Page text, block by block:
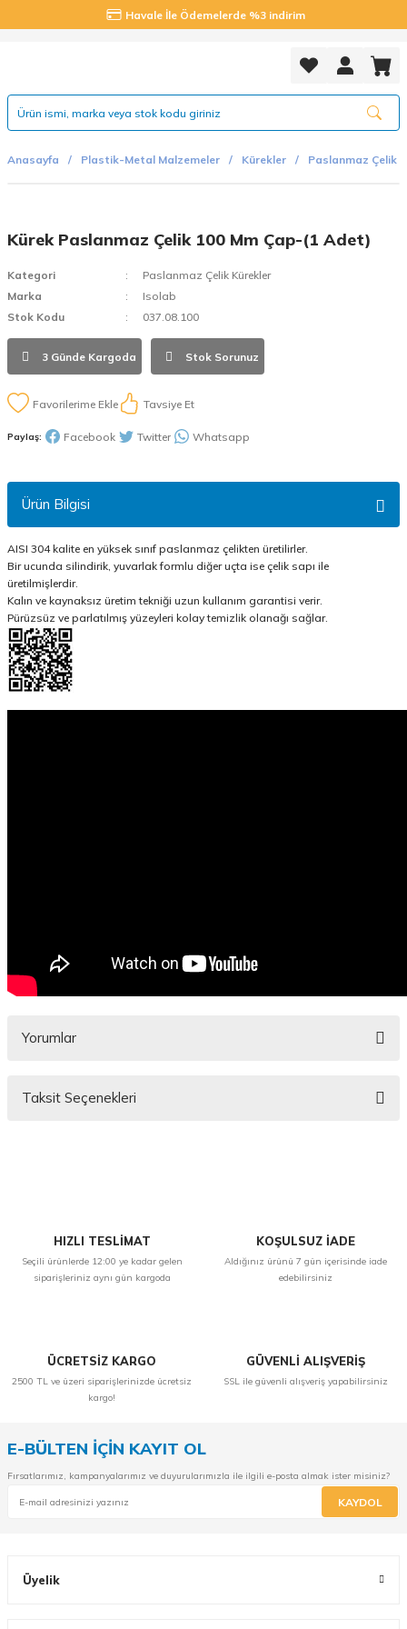
Havale İle Ödemelerde %3 indirim
Anasayfa Plastik-Metal Malzemeler Kürekler Paslanmaz Çelik
Kürek Paslanmaz Çelik 100 Mm Çap-(1 Adet)
Kategori
Paslanmaz Çelik Kürekler
Marka
Isolab
Stok Kodu
037.08.100
3 Günde Kargoda Stok Sorunuz
Tavsiye Et
Paylaş: Facebook Twitter Whatsapp
Ürün Bilgisi
AISI 304 kalite en yüksek sınıf paslanmaz çelikten üretilirler.
Bir ucunda silindirik, yuvarlak formlu diğer uçta ise çelik sapı ile
üretilmişlerdir.
Kalın ve kaynaksız üretim tekniği uzun kullanım garantisi verir.
Pürüzsüz ve parlatılmış yüzeyleri kolay temizlik olanağı sağlar.
Yorumlar
Taksit Seçenekleri
HIZLI TESLİMAT
Seçili ürünlerde 12:00 ye kadar gelen
siparişleriniz aynı gün kargoda
KOŞULSUZ İADE
Aldığınız ürünü 7 gün içerisinde iade
edebilirsiniz
ÜCRETSİZ KARGO
2500 TL ve üzeri siparişlerinizde ücretsiz
kargo!
GÜVENLİ ALIŞVERİŞ
SSL ile güvenli alışveriş yapabilirsiniz
E-BÜLTEN İÇİN KAYIT OL
Fırsatlarımız, kampanyalarımız ve duyurularımızla ile ilgili e-posta almak ister misiniz?
KAYDOL
Üyelik